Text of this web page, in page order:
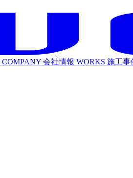
COMPANY 会社情報 WORKS 施工事